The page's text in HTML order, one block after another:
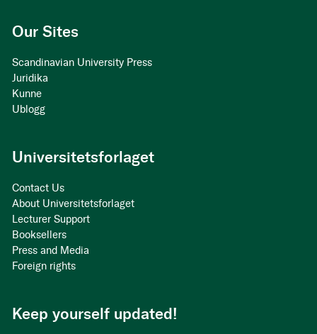
Our Sites
Scandinavian University Press
Juridika
Kunne
Ublogg
Universitetsforlaget
Contact Us
About Universitetsforlaget
Lecturer Support
Booksellers
Press and Media
Foreign rights
Keep yourself updated!